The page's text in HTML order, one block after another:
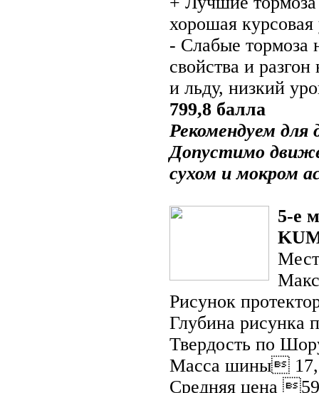
хорошая курсовая
- Слабые тормоза
свойства и
и льду, низкий
799,8 балла
Рекомендуем для
Допустимо
сухом и мокром
5-е
Рисунок
Глубина рисунка
Твердость по
Масса шины
Средняя цена